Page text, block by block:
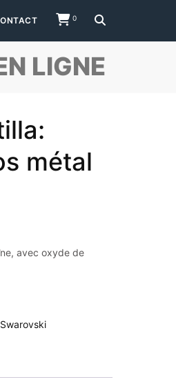
0
LIGNE
métal
avec oxyde de
Swarovski